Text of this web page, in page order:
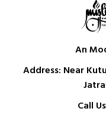
An
Address: Near
Call